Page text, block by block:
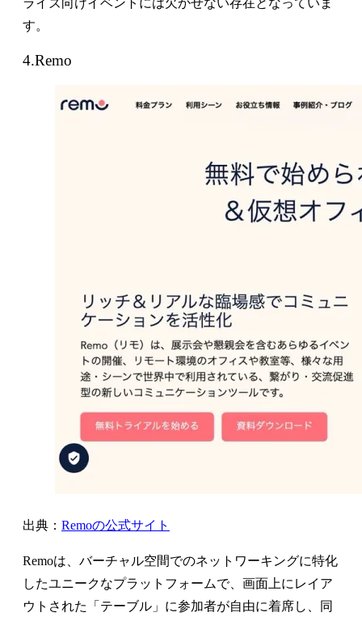
す。
4.Remo
出典： Remoの公式サイト
Remoは、バーチャル空間でのネットワーキングに特化
したユニークなプラットフォームで、画面上にレイア
ウトされた「テーブル」に参加者が自由に着席し、同